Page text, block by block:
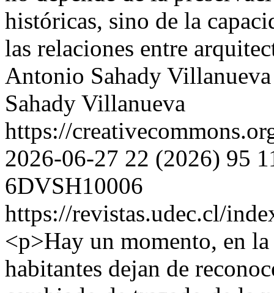
históricas, sino de la
las relaciones entre
Antonio Sahady Villanueva
Sahady Villanueva
https://
2026-06-27 22 (2026) 95
6DVSH10006
https://revistas.udec.cl/
<p>Hay un momento, en
habitantes dejan de